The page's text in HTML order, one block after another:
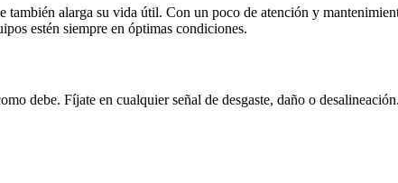
alarga su vida útil. Con un poco de atención y
estén siempre en óptimas condiciones.
debe. Fíjate en cualquier señal de desgaste, daño o